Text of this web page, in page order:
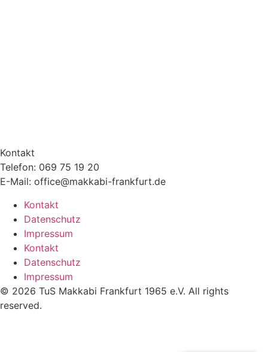
Kontakt
Telefon: 069 75 19 20
E-Mail: office@makkabi-frankfurt.de
Kontakt
Datenschutz
Impressum
Kontakt
Datenschutz
Impressum
© 2026 TuS Makkabi Frankfurt 1965 e.V. All rights
reserved.